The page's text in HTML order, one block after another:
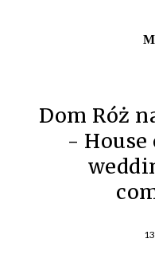
Dom Róż
- House